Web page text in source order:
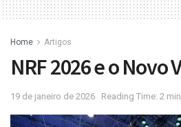
Home Artigos
NRF 2026 e o Novo
19 de janeiro de 2026 Reading Time: 2